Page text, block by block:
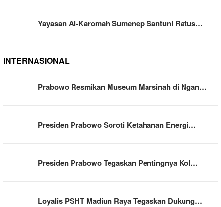
Yayasan Al-Karomah Sumenep Santuni Ratus…
INTERNASIONAL
Prabowo Resmikan Museum Marsinah di Ngan…
Presiden Prabowo Soroti Ketahanan Energi…
Presiden Prabowo Tegaskan Pentingnya Kol…
Loyalis PSHT Madiun Raya Tegaskan Dukung…